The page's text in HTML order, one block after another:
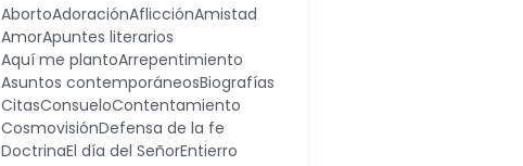
AbortoAdoraciónAflicciónAmistad
AmorApuntes literarios
Aquí me plantoArrepentimiento
Asuntos contemporáneosBiografías
CitasConsueloContentamiento
CosmovisiónDefensa de la fe
DoctrinaEl día del SeñorEntierro